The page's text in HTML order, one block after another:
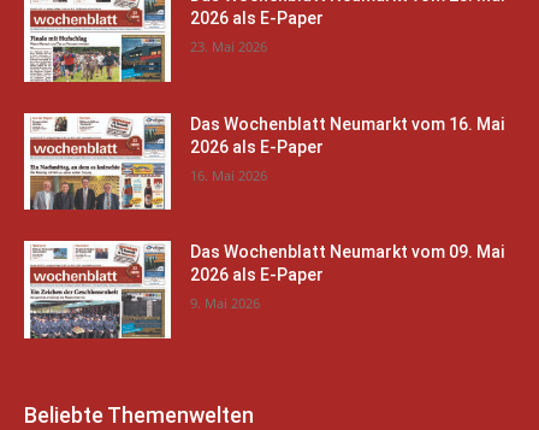
2026 als E-Paper
23. Mai 2026
Das Wochenblatt Neumarkt vom 16. Mai
2026 als E-Paper
16. Mai 2026
Das Wochenblatt Neumarkt vom 09. Mai
2026 als E-Paper
9. Mai 2026
Beliebte Themenwelten